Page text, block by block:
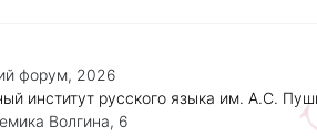
форум, 2026
институт русского языка им. А.С.
Волгина, 6